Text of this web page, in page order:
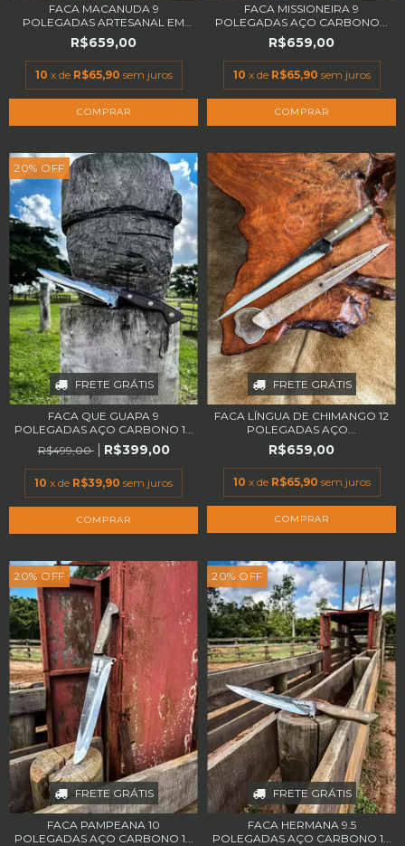
FACA MACANUDA 9
POLEGADAS ARTESANAL EM
A...
R$659,00
10 x de R$65,90 sem juros
FACA MISSIONEIRA 9
POLEGADAS AÇO CARBONO...
R$659,00
10 x de R$65,90 sem juros
20% OFF
FRETE GRÁTIS
FACA QUE GUAPA 9
POLEGADAS AÇO CARBONO 1...
R$499,00
R$399,00
10 x de R$39,90 sem juros
FRETE GRÁTIS
FACA LÍNGUA DE CHIMANGO 12
POLEGADAS AÇO...
R$659,00
10 x de R$65,90 sem juros
20% OFF
FRETE GRÁTIS
FACA PAMPEANA 10
POLEGADAS AÇO CARBONO 1...
20% OFF
FRETE GRÁTIS
FACA HERMANA 9.5
POLEGADAS AÇO CARBONO 1...